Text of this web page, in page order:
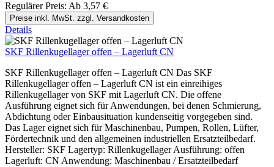
Regulärer Preis: Ab 3,57 €
Preise inkl. MwSt. zzgl. Versandkosten
Details
SKF Rillenkugellager offen – Lagerluft CN
SKF Rillenkugellager offen – Lagerluft CN Das SKF
Rillenkugellager offen – Lagerluft CN ist ein einreihiges
Rillenkugellager von SKF mit Lagerluft CN. Die offene
Ausführung eignet sich für Anwendungen, bei denen Schmierung,
Abdichtung oder Einbausituation kundenseitig vorgegeben sind.
Das Lager eignet sich für Maschinenbau, Pumpen, Rollen, Lüfter,
Fördertechnik und den allgemeinen industriellen Ersatzteilbedarf.
Hersteller: SKF Lagertyp: Rillenkugellager Ausführung: offen
Lagerluft: CN Anwendung: Maschinenbau / Ersatzteilbedarf